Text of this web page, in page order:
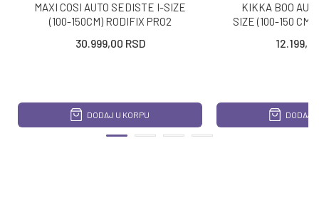
MAXI COSI AUTO SEDISTE I-SIZE
(100-150CM) RODIFIX PRO2
30.999,00 RSD
DODAJ U KORPU
KIKKA BOO
SIZE (100-150 CM)
DODAJ